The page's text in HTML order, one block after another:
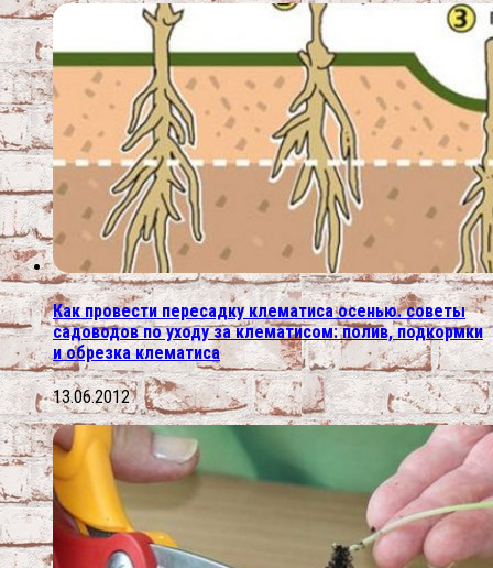
Как провести пересадку клематиса осенью. советы
садоводов по уходу за клематисом: полив, подкормки
и обрезка клематиса
13.06.2012